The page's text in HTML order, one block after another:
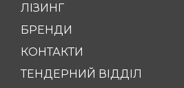
ЛІЗИНГ
БРЕНДИ
КОНТАКТИ
ТЕНДЕРНИЙ ВІДДІЛ